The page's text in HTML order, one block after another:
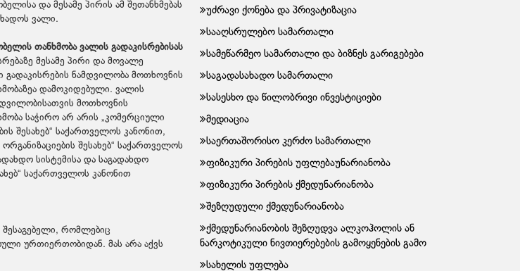
და მესამე პირის ამ შეთანხმებას
ვალი.
თანხმობა ვალის გადაკისრებისას
მესამე პირი და მოვალე
გადაკისრების ნამდვილობა მოთხოვნის
დამოკიდებული. ვალის
მოთხოვნის
საჭირო არ არის „კომერციული
შესახებ“ საქართველოს კანონით,
შესახებ“ საქართველოს
სისტემისა და საგადახდო
საქართველოს კანონით
რომლებიც
ურთიერთობიდან. მას არა აქვს
უძრავი ქონება და პრივატიზაცია
სააღსრულებო სამართალი
სამეწარმეო სამართალი და ბიზნეს გარიგებები
საგადასახადო სამართალი
სასესხო და წილობრივი ინვესტიციები
მედიაცია
საერთაშორისო კერძო სამართალი
ფიზიკური პირების უფლებაუნარიანობა
ფიზიკური პირების ქმედუნარიანობა
შეზღუდული ქმედუნარიანობა
ქმედუნარიანობის შეზღუდვა ალკოჰოლის ან
ნარკოტიკული ნივთიერებების გამოყენების გამო
სახელის უფლება